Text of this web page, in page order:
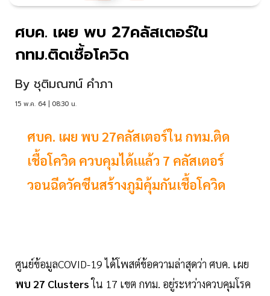
ศบค. เผย พบ 27คลัสเตอร์ใน
กทม.ติดเชื้อโควิด
By ชุติมณฑน์ คำภา
15 พ.ค. 64 | 08:30 น.
ศบค. เผย พบ 27คลัสเตอร์ใน กทม.ติด
เชื้อโควิด ควบคุมได้เแล้ว 7 คลัสเตอร์
วอนฉีดวัคซีนสร้างภูมิคุ้มกันเชื้อโควิด
ศูนย์ข้อมูลCOVID-19 ได้โพสต์ข้อความล่าสุดว่า ศบค. เผย
พบ 27 Clustersใน 17 เขต กทม. อยู่ระหว่างควบคุมโรค